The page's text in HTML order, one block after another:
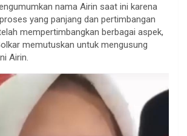
nama Airin saat ini karena
yang panjang dan pertimbangan
mempertimbangkan berbagai aspek,
memutuskan untuk mengusung
Airin.